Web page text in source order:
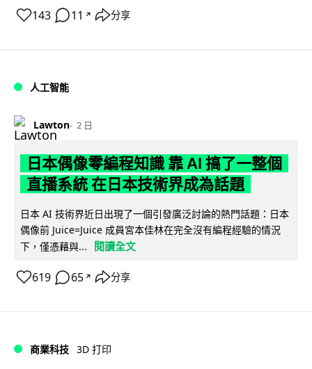
143 11 ↗ 分享
人工智能
Lawton 2 日
日本偶像零編程知識 靠 AI 搞了一整個
直播系統 在日本技術界成為話題
日本 AI 技術界近日出現了一個引發廣泛討論的熱門話題：日本
偶像前 Juice=Juice 成員宮本佳林在完全沒有編程經驗的情況
下，僅憑藉與...
閱讀全文
619 65 ↗ 分享
商業科技 3D 打印